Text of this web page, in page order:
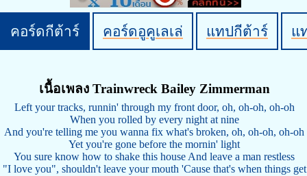
คอร์ดกีต้าร์ คอร์ดอูคูเลเล่ แทปกีต้าร์ แ
เนื้อเพลง Trainwreck Bailey Zimmerman
Left your tracks, runnin' through my front door, oh, oh-oh, oh-oh
When you rolled by every night at nine
And you're telling me you wanna fix what's broken, oh, oh-oh, oh-oh
Yet you're gone before the mornin' light
You sure know how to shake this house And leave a man restless
"I love you", shouldn't leave your mouth 'Cause that's when things get